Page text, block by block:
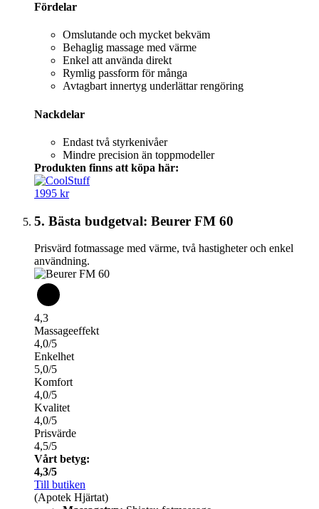
Fördelar
Omslutande och mycket bekväm
Behaglig massage med värme
Enkel att använda direkt
Rymlig passform för många
Avtagbart innertyg underlättar rengöring
Nackdelar
Endast två styrkenivåer
Mindre precision än toppmodeller
Produkten finns att köpa här:
1995 kr
5. Bästa budgetval: Beurer FM 60
Prisvärd fotmassage med värme, två hastigheter och enkel
användning.
4,3
Massageeffekt
4,0/5
Enkelhet
5,0/5
Komfort
4,0/5
Kvalitet
4,0/5
Prisvärde
4,5/5
Vårt betyg:
4,3/5
Till butiken
(Apotek Hjärtat)